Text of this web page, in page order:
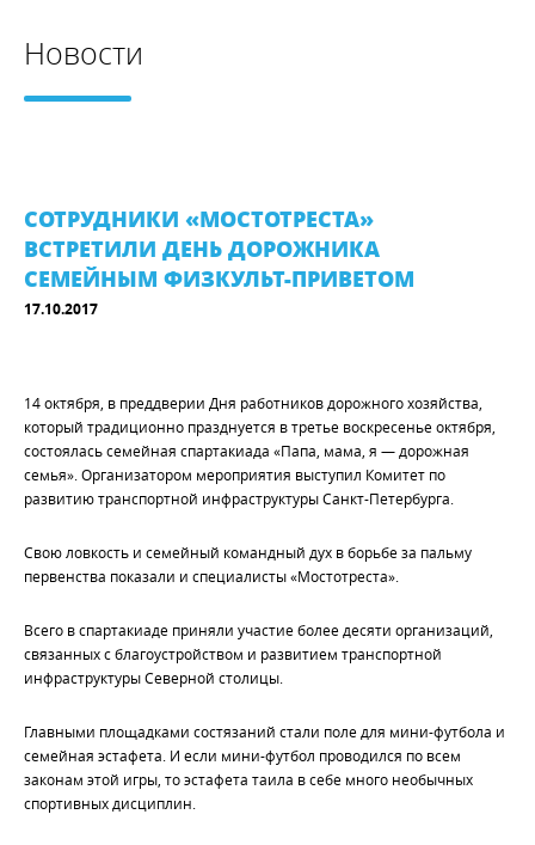
Новости
СОТРУДНИКИ «МОСТОТРЕСТА»
ВСТРЕТИЛИ ДЕНЬ ДОРОЖНИКА
СЕМЕЙНЫМ ФИЗКУЛЬТ-ПРИВЕТОМ
17.10.2017
14 октября, в преддверии Дня работников дорожного хозяйства,
который традиционно празднуется в третье воскресенье октября,
состоялась семейная спартакиада «Папа, мама, я — дорожная
семья». Организатором мероприятия выступил Комитет по
развитию транспортной инфраструктуры Санкт-Петербурга.
Свою ловкость и семейный командный дух в борьбе за пальму
первенства показали и специалисты «Мостотреста».
Всего в спартакиаде приняли участие более десяти организаций,
связанных с благоустройством и развитием транспортной
инфраструктуры Северной столицы.
Главными площадками состязаний стали поле для мини-футбола и
семейная эстафета. И если мини-футбол проводился по всем
законам этой игры, то эстафета таила в себе много необычных
спортивных дисциплин.